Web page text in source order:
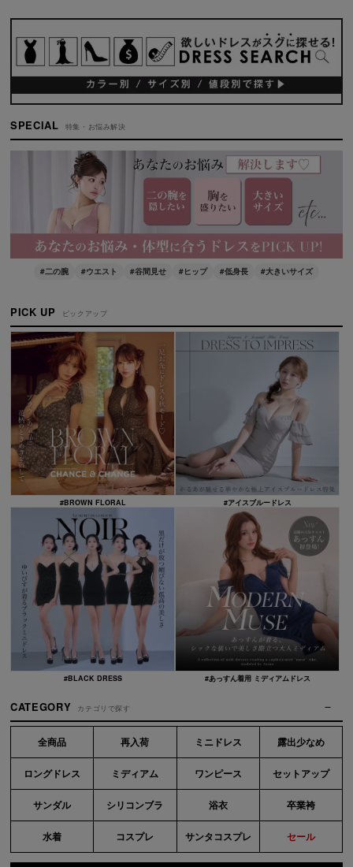
SPECIAL 特集・お悩み解決
#二の腕 #ウエスト #谷間見せ #ヒップ #低身長 #大きいサイズ
PICK UP ピックアップ
#BROWN FLORAL #アイスブルードレス
#BLACK DRESS #あっすん着用 ミディアムドレス
CATEGORY カテゴリで探す
全商品 再入荷 ミニドレス 露出少なめ
ロングドレス ミディアム ワンピース セットアップ
サンダル シリコンブラ 浴衣 卒業袴
水着 コスプレ サンタコスプレ セール